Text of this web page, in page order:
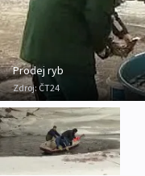
Prodej ryb
Zdroj: ČT24